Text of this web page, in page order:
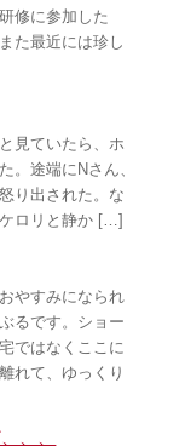
修に参加した
た最近には珍し
見ていたら、ホ
。途端にNさん、
り出された。な
ロリと静か […]
やすみになられ
るです。ショー
ではなくここに
れて、ゆっくり
、、